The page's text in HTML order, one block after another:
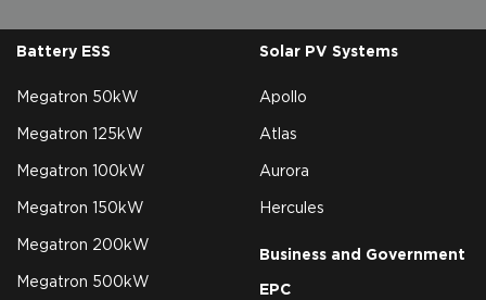
Battery ESS
Megatron 50kW
Megatron 125kW
Megatron 100kW
Megatron 150kW
Megatron 200kW
Megatron 500kW
Solar PV Systems
Apollo
Atlas
Aurora
Hercules
Business and Government
EPC